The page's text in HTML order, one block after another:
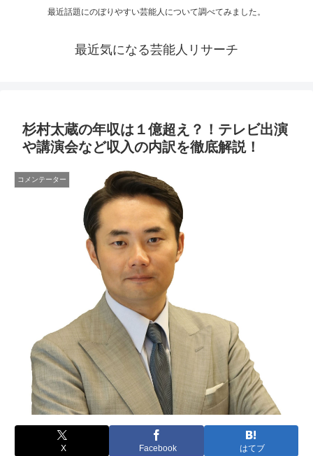
最近話題にのぼりやすい芸能人について調べてみました。
最近気になる芸能人リサーチ
杉村太蔵の年収は１億超え？！テレビ出演
や講演会など収入の内訳を徹底解説！
コメンテーター
X Facebook はてブ